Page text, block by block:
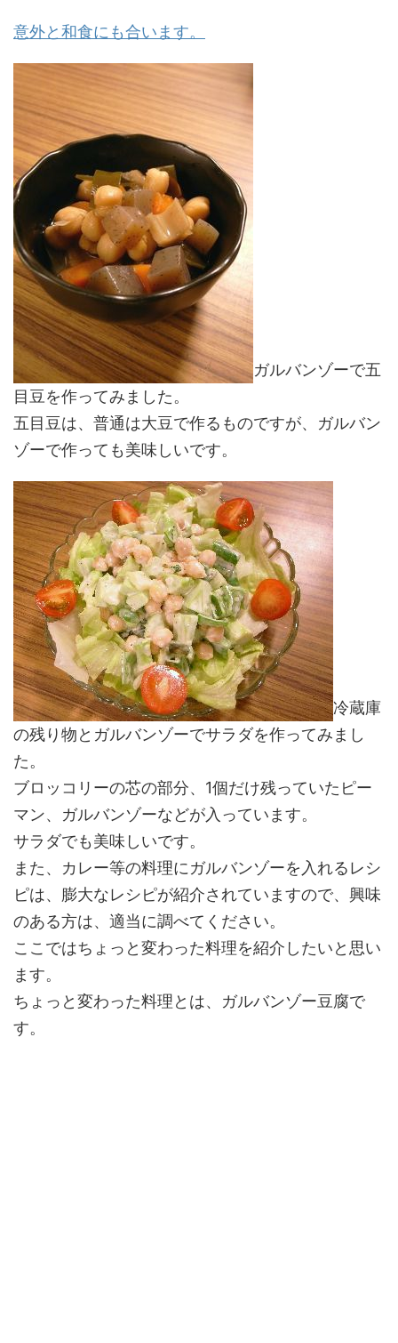
意外と和食にも合います。
ガルバンゾーで五
目豆を作ってみました。
五目豆は、普通は大豆で作るものですが、ガルバン
ゾーで作っても美味しいです。
冷蔵庫
の残り物とガルバンゾーでサラダを作ってみまし
た。
ブロッコリーの芯の部分、1個だけ残っていたピー
マン、ガルバンゾーなどが入っています。
サラダでも美味しいです。
また、カレー等の料理にガルバンゾーを入れるレシ
ピは、膨大なレシピが紹介されていますので、興味
のある方は、適当に調べてください。
ここではちょっと変わった料理を紹介したいと思い
ます。
ちょっと変わった料理とは、ガルバンゾー豆腐で
す。